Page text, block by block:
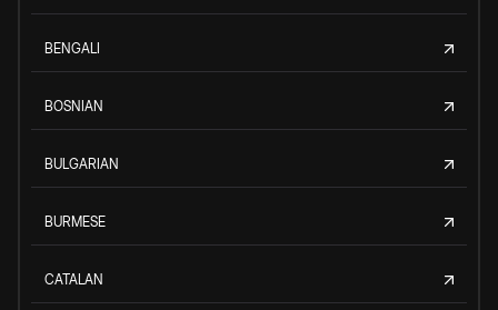
BENGALI
BOSNIAN
BULGARIAN
BURMESE
CATALAN